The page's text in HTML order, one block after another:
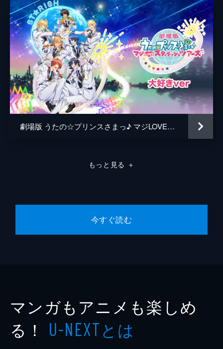
劇場版 うたの☆プリンスさまっ♪ マジLOVEスターリッシュツアーズ 大好きver
もっと見る ＋
今すぐ読む
マンガもアニメも楽しめ
る！ U-NEXTとは